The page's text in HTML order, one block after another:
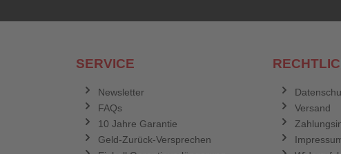
SERVICE
Newsletter
FAQs
10 Jahre Garantie
Geld-Zurück-Versprechen
Versand